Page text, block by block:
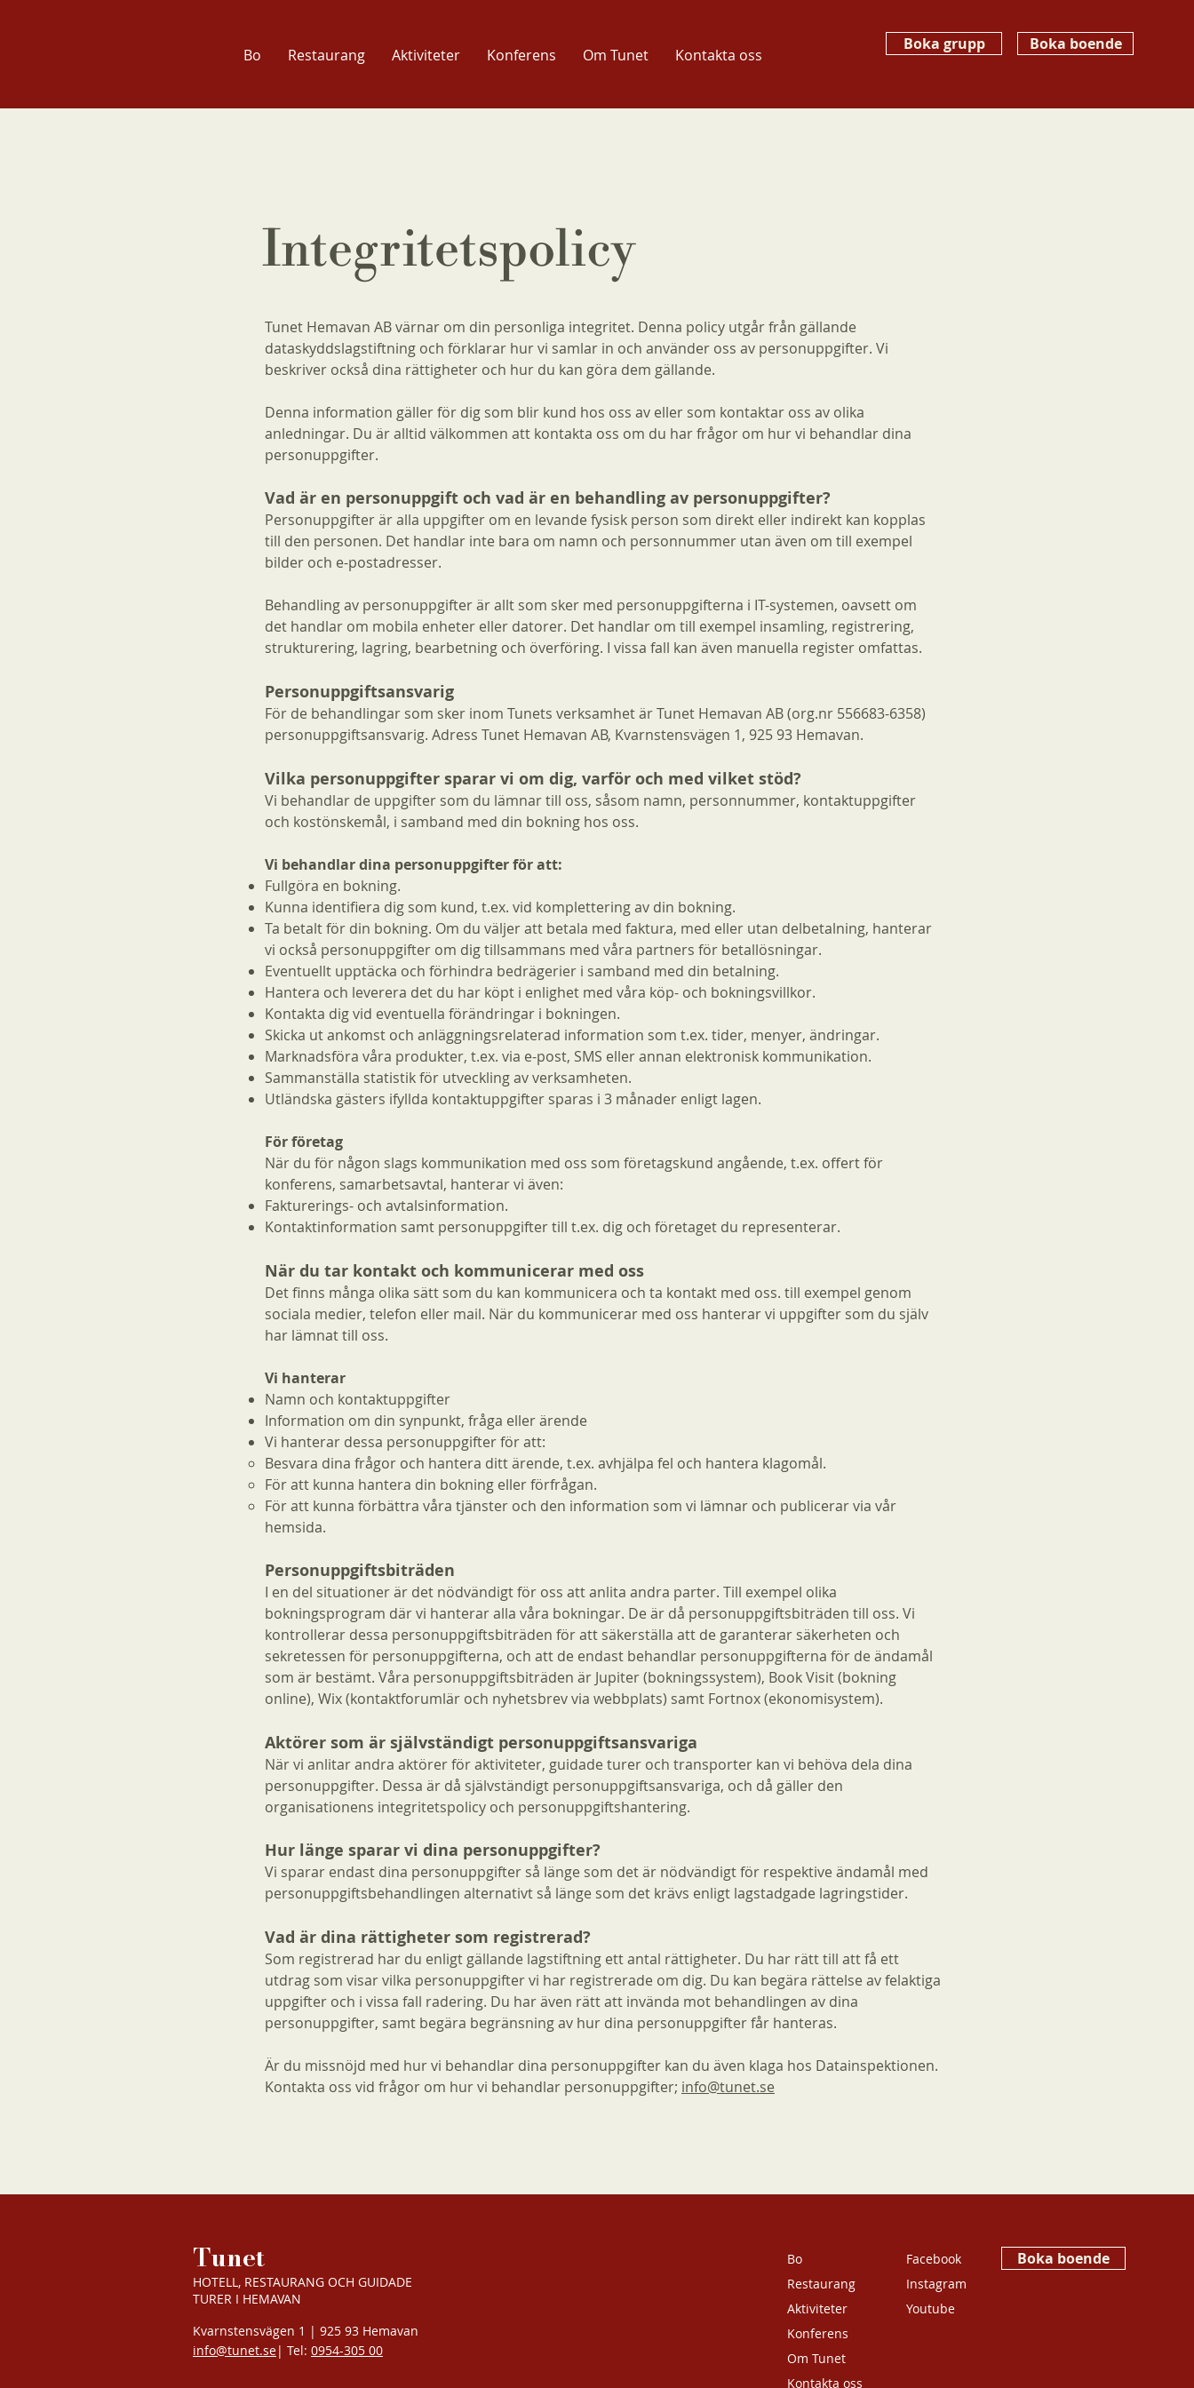
Bo Restaurang Aktiviteter Konferens Om Tunet Kontakta oss
Boka grupp Boka boende
Integritetspolicy
Tunet Hemavan AB värnar om din personliga integritet. Denna policy utgår från gällande
dataskyddslagstiftning och förklarar hur vi samlar in och använder oss av personuppgifter. Vi
beskriver också dina rättigheter och hur du kan göra dem gällande.
Denna information gäller för dig som blir kund hos oss av eller som kontaktar oss av olika
anledningar. Du är alltid välkommen att kontakta oss om du har frågor om hur vi behandlar dina
personuppgifter.
Vad är en personuppgift och vad är en behandling av personuppgifter?
Personuppgifter är alla uppgifter om en levande fysisk person som direkt eller indirekt kan kopplas
till den personen. Det handlar inte bara om namn och personnummer utan även om till exempel
bilder och e-postadresser.
Behandling av personuppgifter är allt som sker med personuppgifterna i IT-systemen, oavsett om
det handlar om mobila enheter eller datorer. Det handlar om till exempel insamling, registrering,
strukturering, lagring, bearbetning och överföring. I vissa fall kan även manuella register omfattas.
Personuppgiftsansvarig
För de behandlingar som sker inom Tunets verksamhet är Tunet Hemavan AB (org.nr 556683-6358)
personuppgiftsansvarig. Adress Tunet Hemavan AB, Kvarnstensvägen 1, 925 93 Hemavan.
Vilka personuppgifter sparar vi om dig, varför och med vilket stöd?
Vi behandlar de uppgifter som du lämnar till oss, såsom namn, personnummer, kontaktuppgifter
och kostönskemål, i samband med din bokning hos oss.
Vi behandlar dina personuppgifter för att:
Fullgöra en bokning.
Kunna identifiera dig som kund, t.ex. vid komplettering av din bokning.
Ta betalt för din bokning. Om du väljer att betala med faktura, med eller utan delbetalning, hanterar
vi också personuppgifter om dig tillsammans med våra partners för betallösningar.
Eventuellt upptäcka och förhindra bedrägerier i samband med din betalning.
Hantera och leverera det du har köpt i enlighet med våra köp- och bokningsvillkor.
Kontakta dig vid eventuella förändringar i bokningen.
Skicka ut ankomst och anläggningsrelaterad information som t.ex. tider, menyer, ändringar.
Marknadsföra våra produkter, t.ex. via e-post, SMS eller annan elektronisk kommunikation.
Sammanställa statistik för utveckling av verksamheten.
Utländska gästers ifyllda kontaktuppgifter sparas i 3 månader enligt lagen.
För företag
När du för någon slags kommunikation med oss som företagskund angående, t.ex. offert för
konferens, samarbetsavtal, hanterar vi även:
Fakturerings- och avtalsinformation.
Kontaktinformation samt personuppgifter till t.ex. dig och företaget du representerar.
När du tar kontakt och kommunicerar med oss
Det finns många olika sätt som du kan kommunicera och ta kontakt med oss. till exempel genom
sociala medier, telefon eller mail. När du kommunicerar med oss hanterar vi uppgifter som du själv
har lämnat till oss.
Vi hanterar
Namn och kontaktuppgifter
Information om din synpunkt, fråga eller ärende
Vi hanterar dessa personuppgifter för att:
Besvara dina frågor och hantera ditt ärende, t.ex. avhjälpa fel och hantera klagomål.
För att kunna hantera din bokning eller förfrågan.
För att kunna förbättra våra tjänster och den information som vi lämnar och publicerar via vår
hemsida.
Personuppgiftsbiträden
I en del situationer är det nödvändigt för oss att anlita andra parter. Till exempel olika
bokningsprogram där vi hanterar alla våra bokningar. De är då personuppgiftsbiträden till oss. Vi
kontrollerar dessa personuppgiftsbiträden för att säkerställa att de garanterar säkerheten och
sekretessen för personuppgifterna, och att de endast behandlar personuppgifterna för de ändamål
som är bestämt. Våra personuppgiftsbiträden är Jupiter (bokningssystem), Book Visit (bokning
online), Wix (kontaktforumlär och nyhetsbrev via webbplats) samt Fortnox (ekonomisystem).
Aktörer som är självständigt personuppgiftsansvariga
När vi anlitar andra aktörer för aktiviteter, guidade turer och transporter kan vi behöva dela dina
personuppgifter. Dessa är då självständigt personuppgiftsansvariga, och då gäller den
organisationens integritetspolicy och personuppgiftshantering.
Hur länge sparar vi dina personuppgifter?
Vi sparar endast dina personuppgifter så länge som det är nödvändigt för respektive ändamål med
personuppgiftsbehandlingen alternativt så länge som det krävs enligt lagstadgade lagringstider.
Vad är dina rättigheter som registrerad?
Som registrerad har du enligt gällande lagstiftning ett antal rättigheter. Du har rätt till att få ett
utdrag som visar vilka personuppgifter vi har registrerade om dig. Du kan begära rättelse av felaktiga
uppgifter och i vissa fall radering. Du har även rätt att invända mot behandlingen av dina
personuppgifter, samt begära begränsning av hur dina personuppgifter får hanteras.
Är du missnöjd med hur vi behandlar dina personuppgifter kan du även klaga hos Datainspektionen.
Kontakta oss vid frågor om hur vi behandlar personuppgifter; info@tunet.se
Tunet
HOTELL, RESTAURANG OCH GUIDADE
TURER I HEMAVAN
Kvarnstensvägen 1 | 925 93 Hemavan
info@tunet.se| Tel: 0954-305 00
Bo
Restaurang
Aktiviteter
Konferens
Om Tunet
Kontakta oss
Facebook
Instagram
Youtube
Boka boende